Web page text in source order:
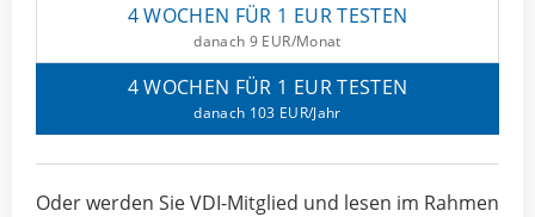
4 WOCHEN FÜR 1 EUR TESTEN
danach 9 EUR/Monat
4 WOCHEN FÜR 1 EUR TESTEN
danach 103 EUR/Jahr
Oder werden Sie VDI-Mitglied und lesen im Rahmen